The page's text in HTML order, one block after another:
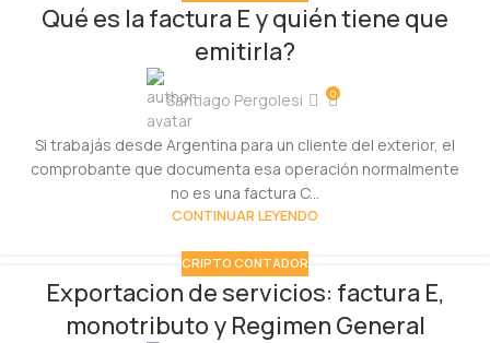
Qué es la factura E y quién tiene que
emitirla?
Santiago Pergolesi 0
Si trabajás desde Argentina para un cliente del exterior, el
comprobante que documenta esa operación normalmente
no es una factura C...
CONTINUAR LEYENDO
CRIPTO CONTADOR
Exportacion de servicios: factura E,
monotributo y Regimen General